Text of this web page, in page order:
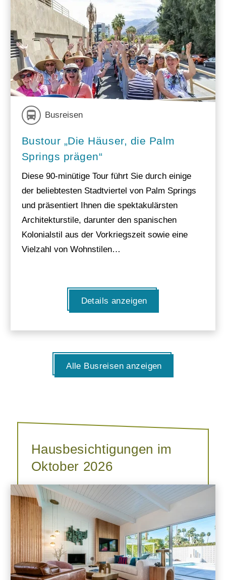
Busreisen
Bustour „Die Häuser, die Palm
Springs prägen“
Diese 90-minütige Tour führt Sie durch einige
der beliebtesten Stadtviertel von Palm Springs
und präsentiert Ihnen die spektakulärsten
Architekturstile, darunter den spanischen
Kolonialstil aus der Vorkriegszeit sowie eine
Vielzahl von Wohnstilen…
Details anzeigen
Alle Busreisen anzeigen
Hausbesichtigungen im
Oktober 2026